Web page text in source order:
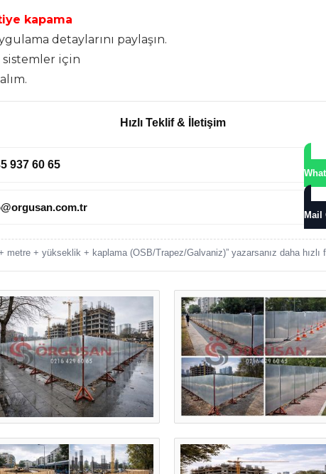
kapama
detaylarını paylaşın.
sistemler için
Hızlı Teklif & İletişim
937 60 65
Mail
+ metre + yükseklik + kaplama (OSB/Trapez/Galvaniz)” yazarsanız daha hızlı